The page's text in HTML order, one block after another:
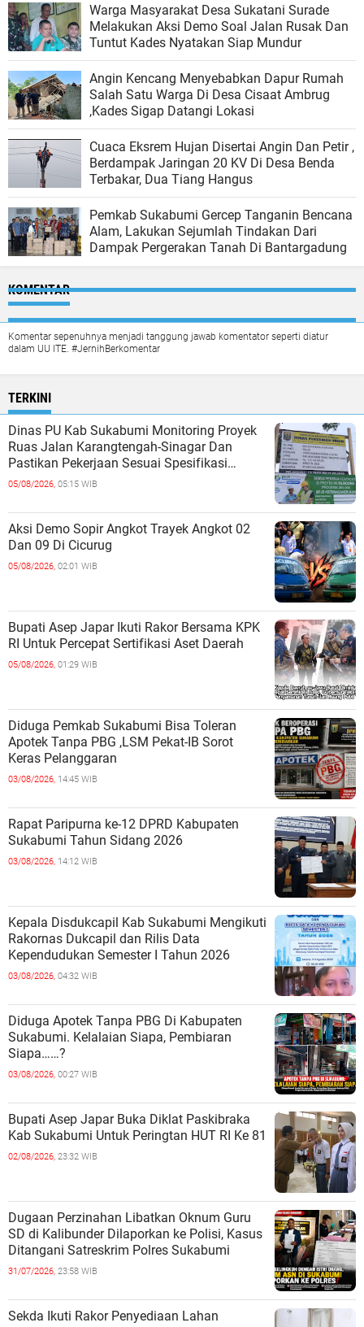
Warga Masyarakat Desa Sukatani Surade
Melakukan Aksi Demo Soal Jalan Rusak Dan
Tuntut Kades Nyatakan Siap Mundur
Angin Kencang Menyebabkan Dapur Rumah
Salah Satu Warga Di Desa Cisaat Ambrug
,Kades Sigap Datangi Lokasi
Cuaca Eksrem Hujan Disertai Angin Dan Petir ,
Berdampak Jaringan 20 KV Di Desa Benda
Terbakar, Dua Tiang Hangus
Pemkab Sukabumi Gercep Tanganin Bencana
Alam, Lakukan Sejumlah Tindakan Dari
Dampak Pergerakan Tanah Di Bantargadung
KOMENTAR
Komentar sepenuhnya menjadi tanggung jawab komentator seperti diatur
dalam UU ITE. #JernihBerkomentar
TERKINI
Dinas PU Kab Sukabumi Monitoring Proyek
Ruas Jalan Karangtengah-Sinagar Dan
Pastikan Pekerjaan Sesuai Spesifikasi
Teknis
05/08/2026, 05:15 WIB
Aksi Demo Sopir Angkot Trayek Angkot 02
Dan 09 Di Cicurug
05/08/2026, 02:01 WIB
Bupati Asep Japar Ikuti Rakor Bersama KPK
RI Untuk Percepat Sertifikasi Aset Daerah
05/08/2026, 01:29 WIB
Diduga Pemkab Sukabumi Bisa Toleran
Apotek Tanpa PBG ,LSM Pekat-IB Sorot
Keras Pelanggaran
03/08/2026, 14:45 WIB
Rapat Paripurna ke-12 DPRD Kabupaten
Sukabumi Tahun Sidang 2026
03/08/2026, 14:12 WIB
Kepala Disdukcapil Kab Sukabumi Mengikuti
Rakornas Dukcapil dan Rilis Data
Kependudukan Semester I Tahun 2026
03/08/2026, 04:32 WIB
Diduga Apotek Tanpa PBG Di Kabupaten
Sukabumi. Kelalaian Siapa, Pembiaran
Siapa……?
03/08/2026, 00:27 WIB
Bupati Asep Japar Buka Diklat Paskibraka
Kab Sukabumi Untuk Peringtan HUT RI Ke 81
02/08/2026, 23:32 WIB
Dugaan Perzinahan Libatkan Oknum Guru
SD di Kalibunder Dilaporkan ke Polisi, Kasus
Ditangani Satreskrim Polres Sukabumi
31/07/2026, 23:58 WIB
Sekda Ikuti Rakor Penyediaan Lahan